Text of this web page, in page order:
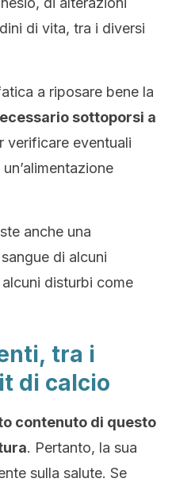
di vita, tra i diversi
a riposare bene la
sottoporsi a
verificare eventuali
anche una
di alcuni
disturbi come
tra i
di calcio
contenuto di questo
. Pertanto, la sua
sulla salute. Se